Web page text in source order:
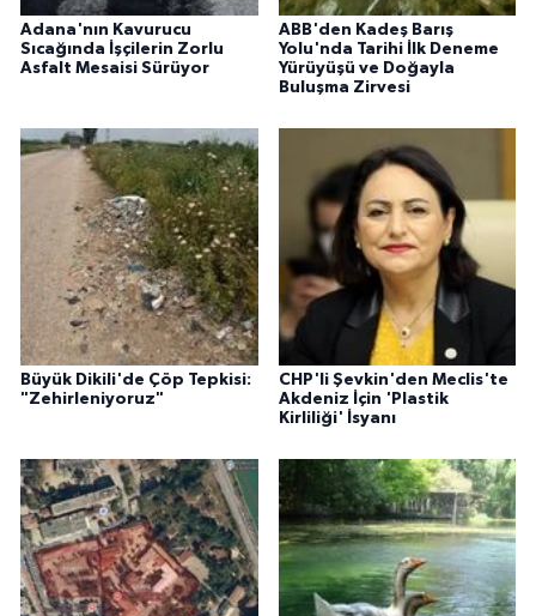
Adana'nın Kavurucu
Sıcağında İşçilerin Zorlu
Asfalt Mesaisi Sürüyor
ABB'den Kadeş Barış
Yolu'nda Tarihi İlk Deneme
Yürüyüşü ve Doğayla
Buluşma Zirvesi
Büyük Dikili'de Çöp Tepkisi:
"Zehirleniyoruz"
CHP'li Şevkin'den Meclis'te
Akdeniz İçin 'Plastik
Kirliliği' İsyanı